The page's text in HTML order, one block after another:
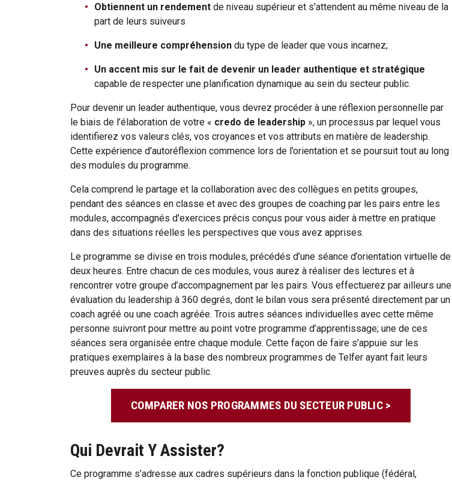
Obtiennent un rendement de niveau supérieur et s'attendent au même niveau de la
part de leurs suiveurs
Une meilleure compréhension du type de leader que vous incarnez;
Un accent mis sur le fait de devenir un leader authentique et stratégique
capable de respecter une planification dynamique au sein du secteur public.
Pour devenir un leader authentique, vous devrez procéder à une réflexion personnelle par
le biais de l’élaboration de votre « credo de leadership », un processus par lequel vous
identifierez vos valeurs clés, vos croyances et vos attributs en matière de leadership.
Cette expérience d'autoréflexion commence lors de l’orientation et se poursuit tout au long
des modules du programme.
Cela comprend le partage et la collaboration avec des collègues en petits groupes,
pendant des séances en classe et avec des groupes de coaching par les pairs entre les
modules, accompagnés d'exercices précis conçus pour vous aider à mettre en pratique
dans des situations réelles les perspectives que vous avez apprises.
Le programme se divise en trois modules, précédés d’une séance d’orientation virtuelle de
deux heures. Entre chacun de ces modules, vous aurez à réaliser des lectures et à
rencontrer votre groupe d’accompagnement par les pairs. Vous effectuerez par ailleurs une
évaluation du leadership à 360 degrés, dont le bilan vous sera présenté directement par un
coach agréé ou une coach agréée. Trois autres séances individuelles avec cette même
personne suivront pour mettre au point votre programme d’apprentissage; une de ces
séances sera organisée entre chaque module. Cette façon de faire s’appuie sur les
pratiques exemplaires à la base des nombreux programmes de Telfer ayant fait leurs
preuves auprès du secteur public.
COMPARER NOS PROGRAMMES DU SECTEUR PUBLIC >
Qui Devrait Y Assister?
Ce programme s’adresse aux cadres supérieurs dans la fonction publique (fédéral,